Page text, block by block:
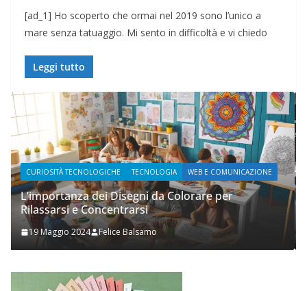
[ad_1] Ho scoperto che ormai nel 2019 sono l’unico a
mare senza tatuaggio. Mi sento in difficoltà e vi chiedo
Leggi tutto
WEB E COMUNICAZIONE
Prupix Studio Grafico
2 Novembre 2023 Felice Balsamo